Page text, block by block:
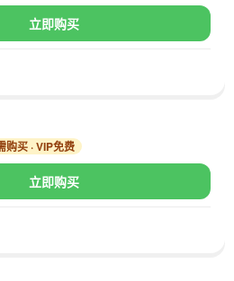
立即购买
立即购买
购买 · VIP免费